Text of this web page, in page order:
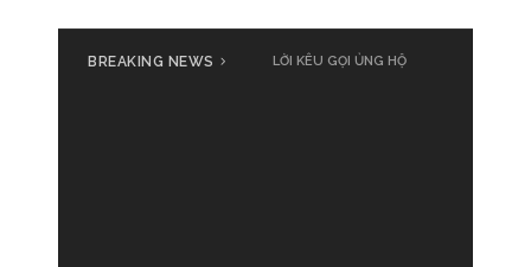
BREAKING NEWS LỜI KÊU GỌI ỦNG HỘ
Cả nước cùng đồng loạt phát